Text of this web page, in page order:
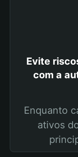
Evite
com a
Enquanto
ativos